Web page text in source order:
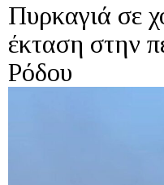
Πυρκαγιά σε
έκταση στην
Ρόδου